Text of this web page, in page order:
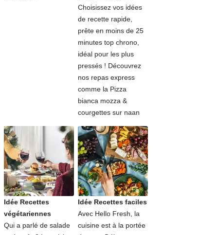
Choisissez vos idées
de recette rapide,
prête en moins de 25
minutes top chrono,
idéal pour les plus
pressés ! Découvrez
nos repas express
comme la Pizza
bianca mozza &
courgettes sur naan
Idée Recettes
végétariennes
Qui a parlé de salade
Idée Recettes faciles
Avec Hello Fresh, la
cuisine est à la portée